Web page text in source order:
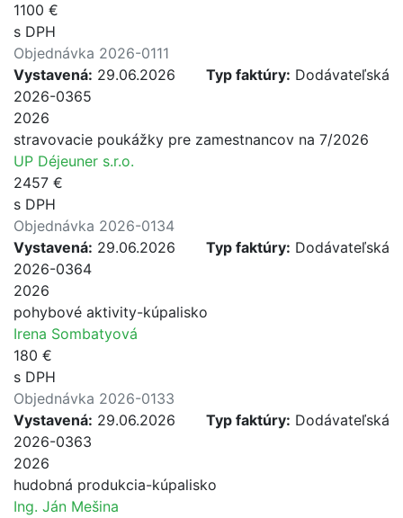
1100 €
s DPH
Objednávka 2026-0111
Vystavená: 29.06.2026 Typ faktúry: Dodávateľská
2026-0365
2026
stravovacie poukážky pre zamestnancov na 7/2026
UP Déjeuner s.r.o.
2457 €
s DPH
Objednávka 2026-0134
Vystavená: 29.06.2026 Typ faktúry: Dodávateľská
2026-0364
2026
pohybové aktivity-kúpalisko
Irena Sombatyová
180 €
s DPH
Objednávka 2026-0133
Vystavená: 29.06.2026 Typ faktúry: Dodávateľská
2026-0363
2026
hudobná produkcia-kúpalisko
Ing. Ján Mešina